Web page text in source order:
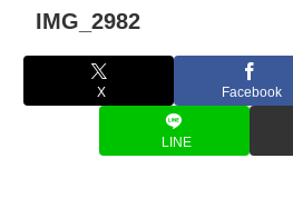
IMG_2982
X Facebook
LINE